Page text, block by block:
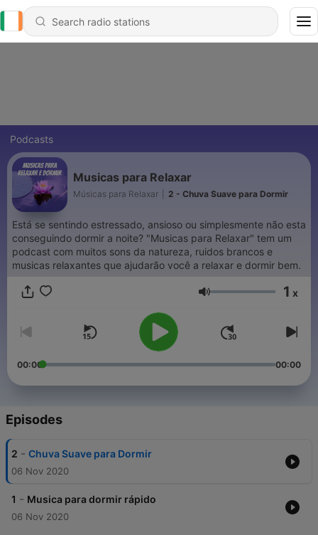
Podcasts
Musicas para Relaxar
Músicas para Relaxar 2 - Chuva Suave para Dormir
Está se sentindo estressado, ansioso ou simplesmente não esta
conseguindo dormir a noite? "Musicas para Relaxar" tem um
podcast com muitos sons da natureza, ruidos brancos e
musicas relaxantes que ajudarão você a relaxar e dormir bem.
Volume 1 x
00:00 00:00
Episodes
2 - Chuva Suave para Dormir
06 Nov 2020
1 - Musica para dormir rápido
06 Nov 2020